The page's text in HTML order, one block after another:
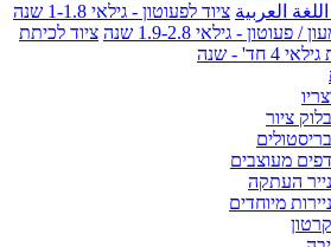
العربية ציוד לפעוטון - גילאי 1-1.8 שנה
/ פעוטון - גילאי 1.9-2.8 שנה
ציוד לכיתת
4 חד' - שנה
בלוק ציור
בריסטולים
דפים מעוצבים
נייר העתקה
ניירות מיוחדים
קרטון